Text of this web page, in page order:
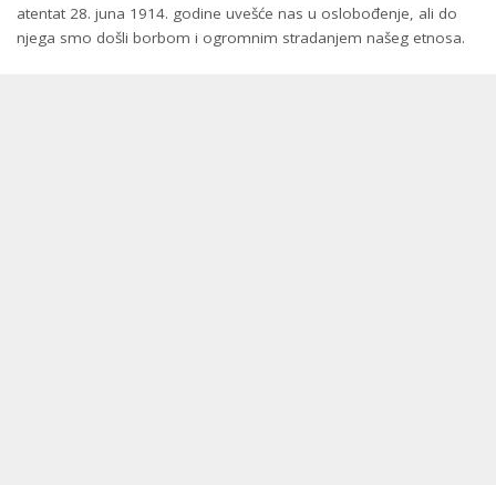
atentat 28. juna 1914. godine uvešće nas u oslobođenje, ali do
njega smo došli borbom i ogromnim stradanjem našeg etnosa.